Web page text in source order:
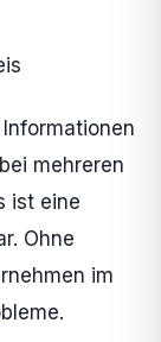
mehreren
ist eine
Ohne
im